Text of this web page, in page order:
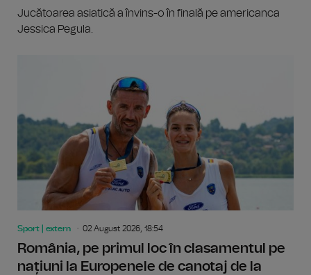
Jucătoarea asiatică a învins-o în finală pe americanca
Jessica Pegula.
Sport | extern 02 August 2026, 18:54
România, pe primul loc în clasamentul pe
națiuni la Europenele de canotaj de la